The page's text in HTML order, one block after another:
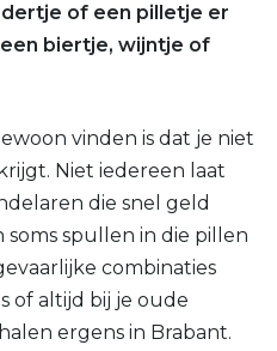
of een pilletje er
biertje, wijntje of
vinden is dat je niet
Niet iedereen laat
die snel geld
spullen in die pillen
combinaties
of altijd bij je oude
ergens in Brabant.